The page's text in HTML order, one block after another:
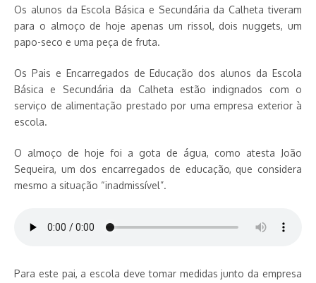
Os alunos da Escola Básica e Secundária da Calheta tiveram
para o almoço de hoje apenas um rissol, dois nuggets, um
papo-seco e uma peça de fruta.
Os Pais e Encarregados de Educação dos alunos da Escola
Básica e Secundária da Calheta estão indignados com o
serviço de alimentação prestado por uma empresa exterior à
escola.
O almoço de hoje foi a gota de água, como atesta João
Sequeira, um dos encarregados de educação, que considera
mesmo a situação “inadmissível”.
Para este pai, a escola deve tomar medidas junto da empresa